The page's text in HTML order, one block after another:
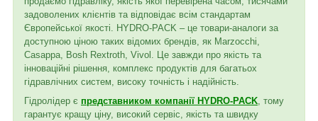
задоволених клієнтів та відповідає всім стандартам
Європейської якості. HYDRO-PACK – це товари-аналоги за
доступною ціною таких відомих брендів, як Marzocchi,
Casappa, Bosh Rextroth, Vivol. Це завжди про якість та
інноваційні рішення, комплекс продуктів для багатьох
гідравлічних систем, високу точність і надійність.
Гідролідер є представником компанії HYDRO-PACK , тому
гарантує кращу ціну, високий сервіс, якість та швидку